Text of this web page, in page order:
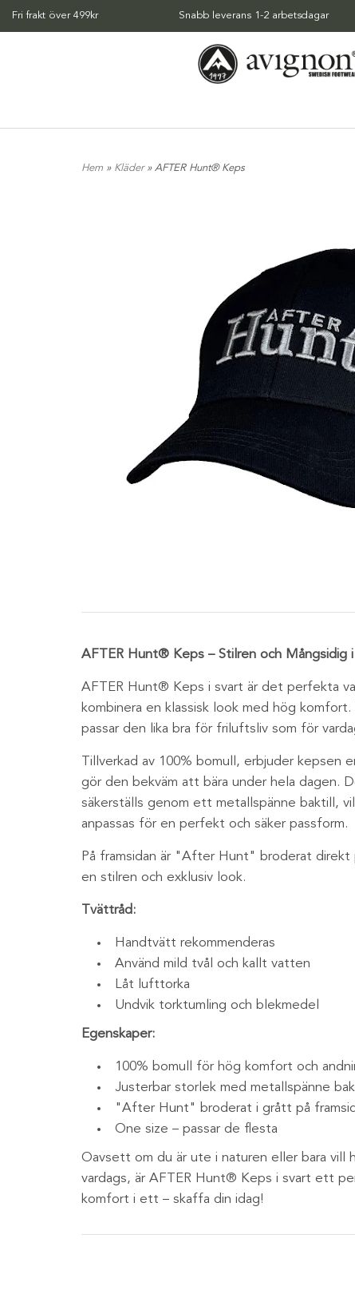
Fri frakt över 499kr Snabb leverans 1-2 arbetsdagar
Hem » Kläder » AFTER Hunt® Keps
AFTER Hunt® Keps – Stilren och Mångsidig i
AFTER Hunt® Keps i svart är det perfekta
kombinera en klassisk look med hög
passar den lika bra för friluftsliv som för
Tillverkad av 100% bomull, erbjuder kepsen
gör den bekväm att bära under hela dagen.
säkerställs genom ett metallspänne baktill,
anpassas för en perfekt och säker passform.
På framsidan är "After Hunt" broderat
en stilren och exklusiv look.
Tvättråd:
Handtvätt rekommenderas
Använd mild tvål och kallt vatten
Låt lufttorka
Undvik torktumling och blekmedel
Egenskaper:
100% bomull för hög komfort och
Justerbar storlek med metallspänne
"After Hunt" broderat i grått på
One size – passar de flesta
Oavsett om du är ute i naturen eller bara vill
vardags, är AFTER Hunt® Keps i svart ett
komfort i ett – skaffa din idag!